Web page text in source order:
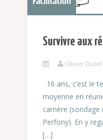
Survivre aux
Olivier Dutel
16 ans, c’est le
moyenne en
carrière
Perfony). En y
[…]